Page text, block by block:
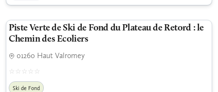
Piste Verte de Ski de Fond du Plateau de Retord : le
Chemin des Ecoliers
01260 Haut Valromey
Ski de Fond